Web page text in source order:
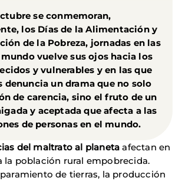
se conmemoran,
los Días de la Alimentación y
de la Pobreza, jornadas en las
vuelve sus ojos hacia los
y vulnerables y en las que
denuncia un drama que no solo
de carencia, sino el fruto de un
y aceptada que afecta a las
de personas en el mundo.
del maltrato al planeta afectan en
la población rural empobrecida.
de tierras, la producción